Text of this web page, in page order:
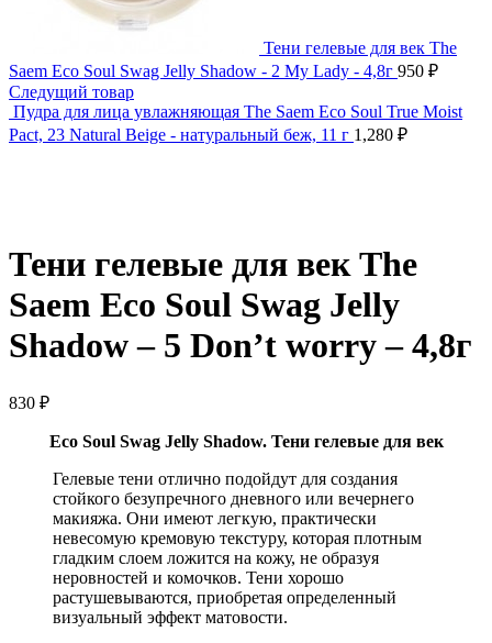
Тени гелевые для век The
Saem Eco Soul Swag Jelly Shadow - 2 My Lady - 4,8г 950 ₽
Следущий товар
Пудра для лица увлажняющая The Saem Eco Soul True Moist
Pact, 23 Natural Beige - натуральный беж, 11 г 1,280 ₽
Тени гелевые для век The
Saem Eco Soul Swag Jelly
Shadow – 5 Don’t worry – 4,8г
830 ₽
Eco Soul Swag Jelly Shadow. Тени гелевые для век
Гелевые тени отлично подойдут для создания
стойкого безупречного дневного или вечернего
макияжа. Они имеют легкую, практически
невесомую кремовую текстуру, которая плотным
гладким слоем ложится на кожу, не образуя
неровностей и комочков. Тени хорошо
растушевываются, приобретая определенный
визуальный эффект матовости.